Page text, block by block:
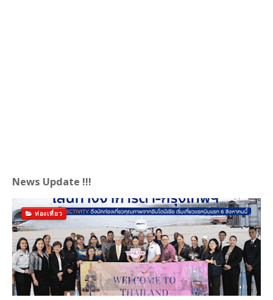
News Update !!!
ท่องเที่ยว